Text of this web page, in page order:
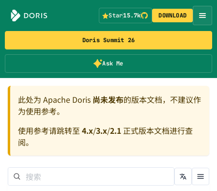
Doris Summit 26
Ask Me
Star15.7k DOWNLOAD
此处为 Apache Doris 尚未发布的版本文档，不建议作
为使用参考。
使用参考请跳转至 4.x/3.x/2.1正式版本文档进行查
阅。